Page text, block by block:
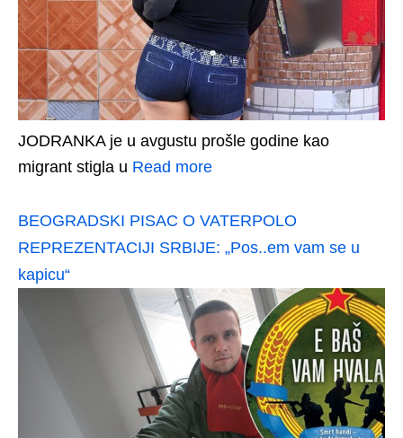
JODRANKA je u avgustu prošle godine kao
migrant stigla u Read more
BEOGRADSKI PISAC O VATERPOLO
REPREZENTACIJI SRBIJE: „Pos..em vam se u
kapicu“